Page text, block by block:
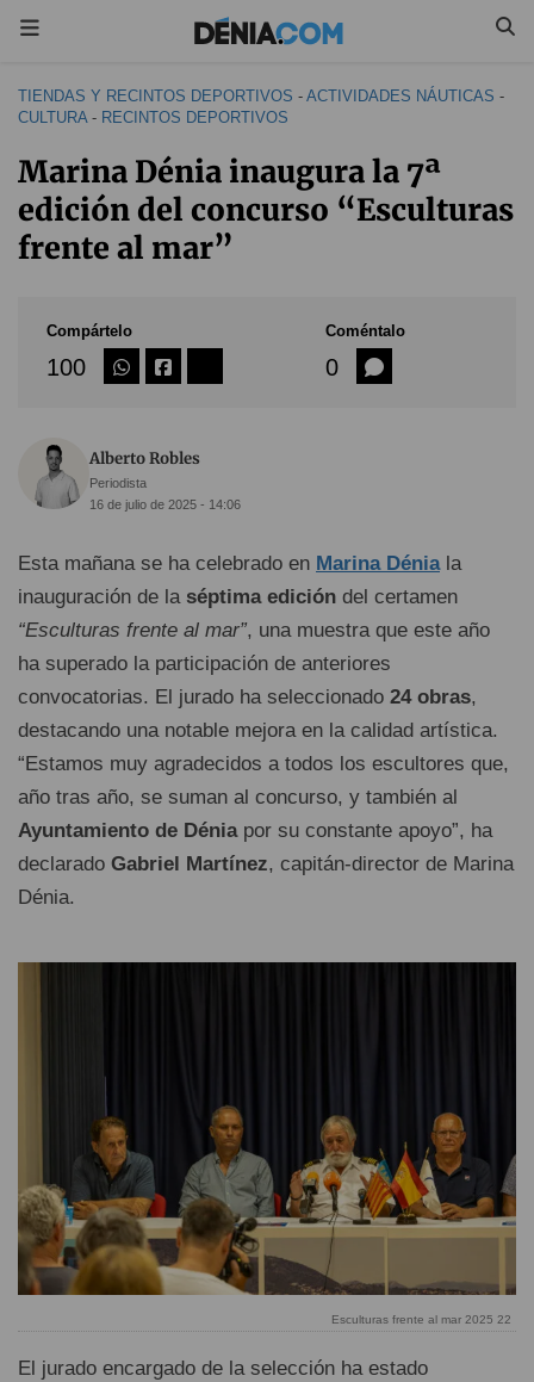
TIENDAS Y RECINTOS DEPORTIVOS - ACTIVIDADES NÁUTICAS -
CULTURA- RECINTOS DEPORTIVOS
Marina Dénia inaugura la 7ª
edición del concurso “Esculturas
frente al mar”
Compártelo
100
Coméntalo
0
Alberto Robles
Periodista
16 de julio de 2025 - 14:06
Esta mañana se ha celebrado en Marina Déniala
inauguración de la séptima edición del certamen
“Esculturas frente al mar”, una muestra que este año
ha superado la participación de anteriores
convocatorias. El jurado ha seleccionado 24 obras,
destacando una notable mejora en la calidad artística.
“Estamos muy agradecidos a todos los escultores que,
año tras año, se suman al concurso, y también al
Ayuntamiento de Déniapor su constante apoyo”, ha
declarado Gabriel Martínez, capitán-director de Marina
Dénia.
Esculturas frente al mar 2025 22
El jurado encargado de la selección ha estado